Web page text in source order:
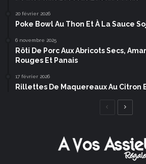
20 février 2026
Poke Bowl Au Thon Et À La Sauce
6 novembre 2025
Rôti De Porc Aux Abricots Secs,
Rouges Et Panais
17 février 2026
Rillettes De Maquereaux Au Citron
Page